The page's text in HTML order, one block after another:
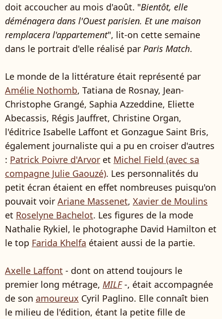
doit accoucher au mois d'août. "Bientôt, elle
déménagera dans l'Ouest parisien. Et une maison
remplacera l'appartement", lit-on cette semaine
dans le portrait d'elle réalisé par Paris Match.
Le monde de la littérature était représenté par
Amélie Nothomb, Tatiana de Rosnay, Jean-
Christophe Grangé, Saphia Azzeddine, Eliette
Abecassis, Régis Jauffret, Christine Organ,
l'éditrice Isabelle Laffont et Gonzague Saint Bris,
également journaliste qui a pu en croiser d'autres
: Patrick Poivre d'Arvor et Michel Field (avec sa
compagne Julie Gaouzé). Les personnalités du
petit écran étaient en effet nombreuses puisqu'on
pouvait voir Ariane Massenet, Xavier de Moulins
et Roselyne Bachelot. Les figures de la mode
Nathalie Rykiel, le photographe David Hamilton et
le top Farida Khelfa étaient aussi de la partie.
Axelle Laffont - dont on attend toujours le
premier long métrage, MILF-, était accompagnée
de son amoureux Cyril Paglino. Elle connaît bien
le milieu de l'édition, étant la petite fille de